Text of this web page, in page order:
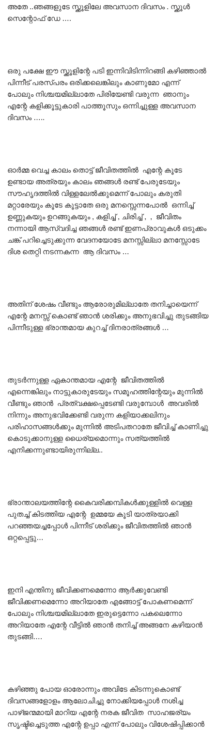
അതേ ..ഞങ്ങളുടേ സ്ക്കൂളിലേ അവസാന ദിവസം . സ്ക്കൂൾ
സെന്റോഫ് ഡേ ….
ഒരു പക്ഷേ ഈ സ്ക്കൂളിന്റേ പടി ഇന്നിവിടിന്നിറങ്ങി കഴിഞ്ഞാൽ
പിന്നീട് പരസ്പരം ഒരിക്കലെങ്കിലും കാണുമോ എന്ന്
പോലും നിശ്ചയമില്ലാതേ പിരിയേണ്ടി വരുന്ന ഞാനും
എന്റേ കളിക്കൂട്ടുകാരി പാത്തൂസും ഒന്നിച്ചുള്ള അവസാന
ദിവസം …..
ഓർമ്മ വെച്ച കാലം തൊട്ട് ജീവിതത്തിൽ എന്റേ കൂടേ
ഉണ്ടായ അത്രയും കാലം ഞങ്ങൾ രണ്ട് പേരുടേയും
സൗഹൃദത്തിൽ വിള്ളലേൽക്കുമെന്ന് പോലും കരുതി
മറ്റാരേയും കൂടേ കൂട്ടാതേ ഒരു മനസ്സെന്നപോൽ ഒന്നിച്ച്
ഉണ്ണുകയും ഉറങ്ങുകയും , കളിച്ച് , ചിരിച്ച് , , ജീവിതം
നന്നായി ആസ്വദിച്ച ഞങ്ങൾ രണ്ട് ഇണപ്രാവുകൾ ഒടുക്കം
ചങ്ക് പറിച്ചെടുക്കുന്ന വേദനയോടേ മനസ്സില്ലാ മനസ്സോടേ
ദിശ തെറ്റി നടന്നകന്ന ആ ദിവസം …
അതിന് ശേഷം വീണ്ടും ആരോരുമില്ലാതേ തനിച്ചായെന്ന്
എന്റേ മനസ്സ് കൊണ്ട് ഞാൻ ശരിക്കും അനുഭവിച്ചു തുടങ്ങിയ
പിന്നീടുള്ള ഭ്രാന്തമായ കുറച്ച് ദിനരാത്രങ്ങൾ …
തുടർന്നുള്ള ഏകാന്തമായ എന്റേ ജീവിതത്തിൽ
എന്നെങ്കിലും നാട്ടുകാരുടേയും സമൂഹത്തിന്റേയും മുന്നിൽ
വീണ്ടും ഞാൻ പ്രത്വക്ഷപ്പെടേണ്ടി വരുമ്പോൾ അവരിൽ
നിന്നും അനുഭവിക്കേണ്ടി വരുന്ന കളിയാക്കലിനും
പരിഹാസങ്ങൾക്കും മുന്നിൽ അടിപതറാതേ ജീവിച്ച് കാണിച്ചു
കൊടുക്കാനുള്ള ധൈര്യമൊന്നും സത്യത്തിൽ
എനിക്കന്നുണ്ടായിരുന്നില്ല..
ഭ്രാന്താലയത്തിന്റേ കൈവരിക്കമ്പികൾക്കുള്ളിൽ വെള്ള
പുതച്ച് കിടത്തിയ എന്റേ ഉമ്മയേ കൂടി യാത്രയാക്കി
പറഞ്ഞയച്ചപ്പോൾ പിന്നീട് ശരിക്കും ജീവിതത്തിൽ ഞാൻ
ഒറ്റപ്പെട്ടു…
ഇനി എന്തിനു ജീവിക്കണമെന്നോ ആർക്കുവേണ്ടി
ജീവിക്കണമെന്നോ അറിയാതേ എങ്ങോട്ട് പോകണമെന്ന്
പോലും നിശ്ചയമില്ലാതേ ഇരുട്ടെന്നോ പകലെന്നോ
അറിയാതേ എന്റേ വീട്ടിൽ ഞാൻ തനിച്ച് അങ്ങനേ കഴിയാൻ
തുടങ്ങി….
കഴിഞ്ഞു പോയ ഓരോന്നും അവിടേ കിടന്നുകൊണ്ട്
ദിവസങ്ങളോളം ആലോചിച്ചു നോക്കിയപ്പോൾ നശിച്ച
പാഴ്ജന്മമായി മാറിയ എന്റേ നരക ജീവിത സാഹജര്യം
സൃഷ്ടിച്ചെടുത്ത എന്റേ ഉപ്പാ എന്ന് പോലും വിശേഷിപ്പിക്കാൻ